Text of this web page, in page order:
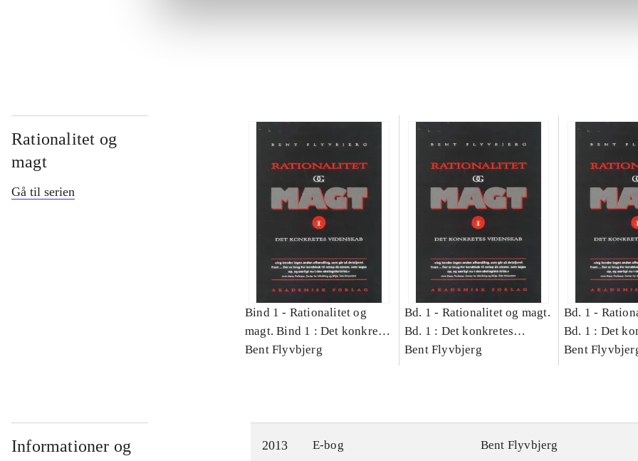
Rationalitet og
magt
Gå til serien
Bind 1 - Rationalitet og
magt. Bind 1 : Det konkretes
videnskab
Bent Flyvbjerg
Bd. 1 - Rationalitet og magt.
Bd. 1 : Det konkretes
videnskab
Bent Flyvbjerg
Bd. 1 -
Bd. 1 : Det
videnskab
Bent
Informationer og
2013 E-bog Bent Flyvbjerg